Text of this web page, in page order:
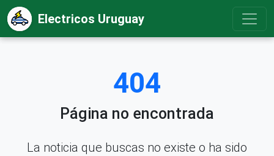
Electricos Uruguay
404
Página no encontrada
La noticia que buscas no existe o ha sido